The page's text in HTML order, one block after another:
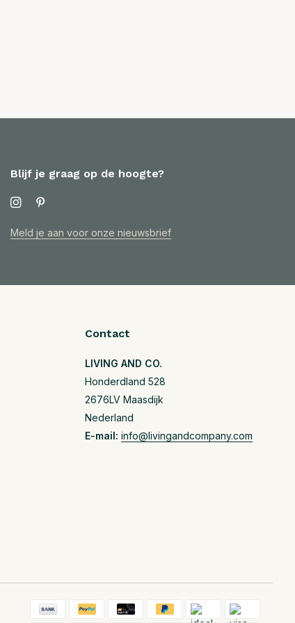
Blijf je graag op de hoogte?
Meld je aan voor onze nieuwsbrief
Contact
LIVING AND CO.
Honderdland 528
2676LV Maasdijk
Nederland
E-mail: info@livingandcompany.com